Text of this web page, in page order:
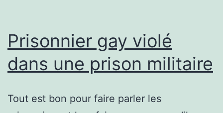
Prisonnier gay violé
dans une prison militaire
Tout est bon pour faire parler les